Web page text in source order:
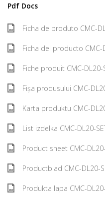
Pdf Docs
Ficha de produto CMC-
Ficha del producto CMC-
Fiche produit CMC-DL20-
Fișa produsului CMC-
Karta produktu CMC-
List izdelka CMC-DL20-
Product sheet CMC-
Productblad CMC-DL20-
Produkta lapa CMC-